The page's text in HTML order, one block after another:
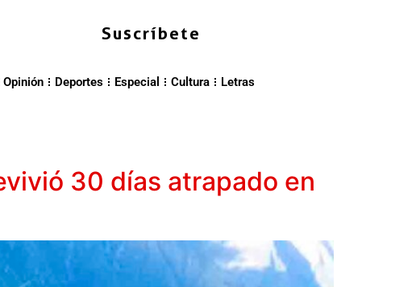
Suscríbete
Opinión Deportes Especial Cultura Letras
30 días atrapado en